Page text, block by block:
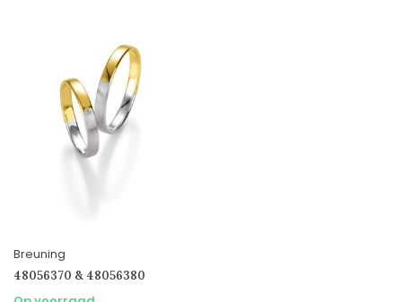
Breuning
48056370 & 48056380